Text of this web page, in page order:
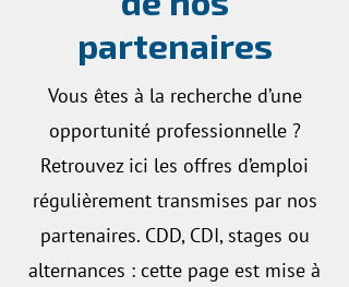
partenaires
Vous êtes à la recherche d’une
opportunité professionnelle ?
Retrouvez ici les offres d’emploi
régulièrement transmises par nos
partenaires. CDD, CDI, stages ou
alternances : cette page est mise à